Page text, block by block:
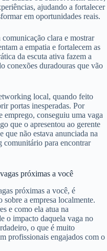
ajudando a fortalecer
em oportunidades reais.
clara e mostrar
a empatia e fortalecem as
da escuta ativa fazem a
conexões duradouras que vão
local, quando feito
portas inesperadas. Por
emprego, conseguiu uma vaga
que o apresentou ao gerente
não estava anunciada na
comunitário para encontrar
próximas a você
próximas a você, é
a empresa localmente.
e como ela atua na
o impacto daquela vaga no
o que é muito
profissionais engajados com o